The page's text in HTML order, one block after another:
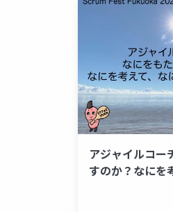
アジャイルコー
すのか？なにを